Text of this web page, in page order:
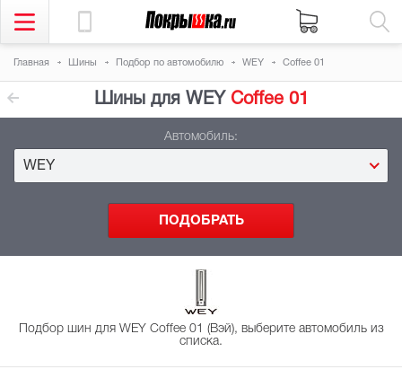
Главная Шины Подбор по автомобилю WEY Coffee 01
Шины для WEY Coffee 01
Автомобиль:
WEY
Подбор шин для WEY Coffee 01 (Вэй), выберите автомобиль из
списка.